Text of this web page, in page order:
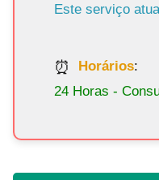
Este serviço
Horários:
24 Horas -